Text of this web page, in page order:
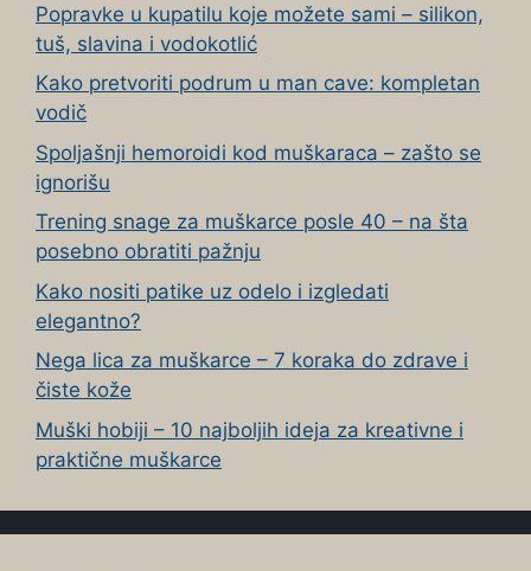
Popravke u kupatilu koje možete sami – silikon,
tuš, slavina i vodokotlić
Kako pretvoriti podrum u man cave: kompletan
vodič
Spoljašnji hemoroidi kod muškaraca – zašto se
ignorišu
Trening snage za muškarce posle 40 – na šta
posebno obratiti pažnju
Kako nositi patike uz odelo i izgledati
elegantno?
Nega lica za muškarce – 7 koraka do zdrave i
čiste kože
Muški hobiji – 10 najboljih ideja za kreativne i
praktične muškarce